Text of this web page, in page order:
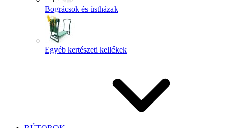
Bográcsok és üstházak
Egyéb kertészeti kellékek